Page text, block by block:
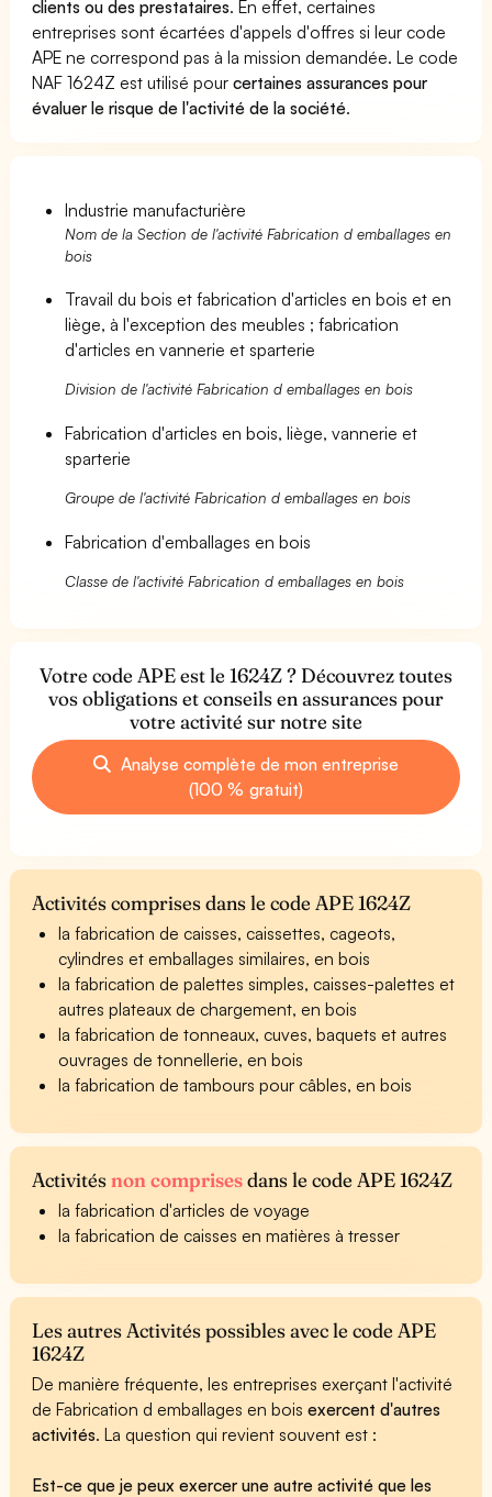
clients ou des prestataires. En effet, certaines
entreprises sont écartées d'appels d'offres si leur code
APE ne correspond pas à la mission demandée. Le code
NAF 1624Z est utilisé pourcertaines assurances pour
évaluer le risque de l'activité de la société.
Industrie manufacturière
Nom de la Section de l'activité Fabrication d emballages en
bois
Travail du bois et fabrication d'articles en bois et en
liège, à l'exception des meubles ; fabrication
d'articles en vannerie et sparterie
Division de l'activité Fabrication d emballages en bois
Fabrication d'articles en bois, liège, vannerie et
sparterie
Groupe de l'activité Fabrication d emballages en bois
Fabrication d'emballages en bois
Classe de l'activité Fabrication d emballages en bois
Votre code APE est le 1624Z ? Découvrez toutes
vos obligations et conseils en assurances pour
votre activité sur notre site
Analyse complète de mon entreprise
(100 % gratuit)
Activités comprises dans le code APE 1624Z
la fabrication de caisses, caissettes, cageots,
cylindres et emballages similaires, en bois
la fabrication de palettes simples, caisses-palettes et
autres plateaux de chargement, en bois
la fabrication de tonneaux, cuves, baquets et autres
ouvrages de tonnellerie, en bois
la fabrication de tambours pour câbles, en bois
Activitésnon comprisesdans le code APE 1624Z
la fabrication d'articles de voyage
la fabrication de caisses en matières à tresser
Les autres Activités possibles avec le code APE
1624Z
De manière fréquente, les entreprises exerçant l'activité
de Fabrication d emballages en boisexercent d'autres
activités. La question qui revient souvent est :
Est-ce que je peux exercer une autre activité que les